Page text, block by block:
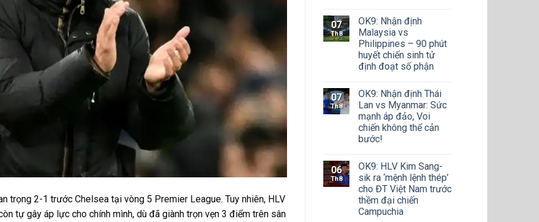
trọng 2-1 trước Chelsea tại vòng 5 Premier League. Tuy nhiên, HLV
tự gây áp lực cho chính mình, dù đã giành trọn vẹn 3 điểm trên sân
07
Th8
OK9: Nhận định
Malaysia vs
Philippines – 90 phút
huyết chiến sinh tử
định đoạt số phận
07
Th8
OK9: Nhận định Thái
Lan vs Myanmar: Sức
mạnh áp đảo, Voi
chiến không thể cản
bước!
06
Th8
OK9: HLV Kim Sang-
sik ra ‘mệnh lệnh thép’
cho ĐT Việt Nam trước
thềm đại chiến
Campuchia